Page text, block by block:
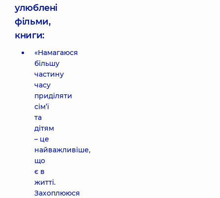
улюблені
фільми,
книги:
«Намагаюся
більшу
частину
часу
приділяти
сім’ї
та
дітям
– це
найважливіше,
що
є в
житті.
Захоплююся